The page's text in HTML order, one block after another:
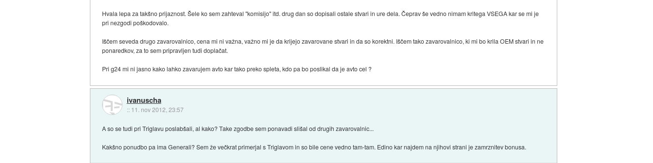
Hvala lepa za takšno prijaznost. Šele ko sem zahteval "komisijo" itd. drug dan so dopisali ostale stvari in ure dela. Čeprav še vedno nimam kritega VSEGA kar se mi je
pri nezgodi poškodovalo.
Iščem seveda drugo zavarovalnico, cena mi ni važna, važno mi je da krijejo zavarovane stvari in da so korektni. Iščem tako zavarovalnico, ki mi bo krila OEM stvari in ne
ponaredkov, za to sem pripravljen tudi doplačat.
Pri g24 mi ni jasno kako lahko zavarujem avto kar tako preko spleta, kdo pa bo poslikal da je avto cel ?
ivanuscha
:: 11. nov 2012, 23:57
A so se tudi pri Triglavu poslabšali, al kako? Take zgodbe sem ponavadi slišal od drugih zavarovalnic...
Kakšno ponudbo pa ima Generali? Sem že večkrat primerjal s Triglavom in so bile cene vedno tam-tam. Edino kar najdem na njihovi strani je zamrznitev bonusa.